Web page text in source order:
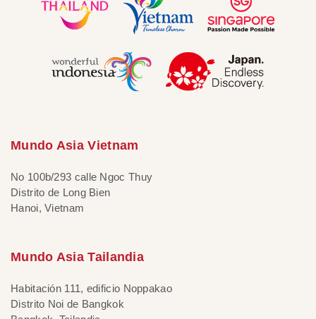
Mundo Asia Vietnam
No 100b/293 calle Ngoc Thuy
Distrito de Long Bien
Hanoi, Vietnam
Mundo Asia Tailandia
Habitación 111, edificio Noppakao
Distrito Noi de Bangkok